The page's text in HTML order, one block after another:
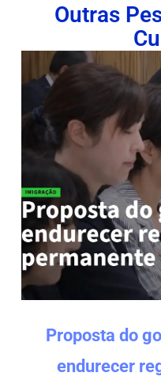
Outras
Proposta do
endurecer